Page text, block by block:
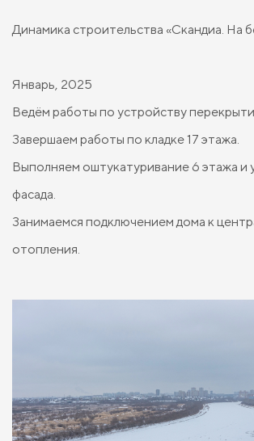
Динамика строительства «Скандиа. На
Январь, 2025
Ведём работы по устройству
Завершаем работы по кладке 17 этажа.
Выполняем оштукатуривание 6 этажа и
фасада.
Занимаемся подключением дома к
отопления.